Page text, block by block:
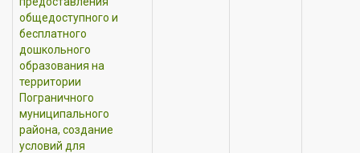
общедоступного и
бесплатного
дошкольного
образования на
территории
Пограничного
муниципального
района, создание
условий для